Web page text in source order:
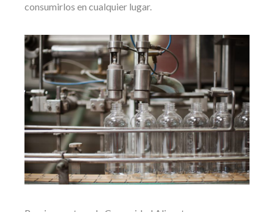
consumirlos en cualquier lugar.